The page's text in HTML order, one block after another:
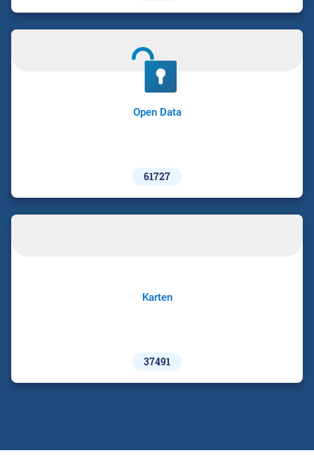
Open Data
61727
Karten
37491